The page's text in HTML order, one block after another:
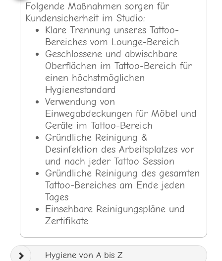
Folgende Maßnahmen sorgen für
Kundensicherheit im Studio:
Klare Trennung unseres Tattoo-
Bereiches vom Lounge-Bereich
Geschlossene und abwischbare
Oberflächen im Tattoo-Bereich für
einen höchstmöglichen
Hygienestandard
Verwendung von
Einwegabdeckungen für Möbel und
Geräte im Tattoo-Bereich
Gründliche Reinigung &
Desinfektion des Arbeitsplatzes vor
und nach jeder Tattoo Session
Gründliche Reinigung des gesamten
Tattoo-Bereiches am Ende jeden
Tages
Einsehbare Reinigungspläne und
Zertifikate
Hygiene von A bis Z